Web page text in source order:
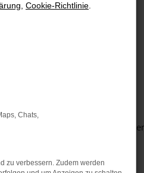
anderen Browser oder in
Cookie-Richtlinie
Chats,
zu verbessern. Zudem werden